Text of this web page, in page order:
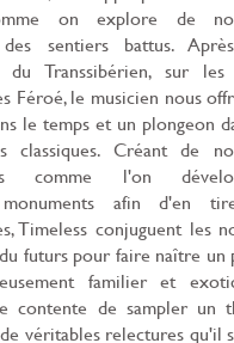
on explore de
sentiers battus.
Transsibérien, sur les
Féroé, le musicien nous
le temps et un plongeon
classiques. Créant de
comme l'on
afin d'en
Timeless conjuguent les
futurs pour faire naître un
familier et
contente de sampler un
véritables relectures qu'il